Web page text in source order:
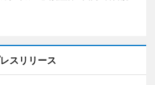
スリリース